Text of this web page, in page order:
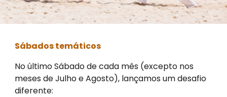
Sábados temáticos
No último Sábado de cada mês (excepto nos
meses de Julho e Agosto), lançamos um desafio
diferente: